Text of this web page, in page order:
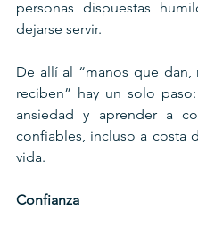
personas dispuestas
dejarse servir.
De allí al “manos que dan,
reciben” hay un solo
ansiedad y aprender a
confiables, incluso a costa
vida.
Confianza